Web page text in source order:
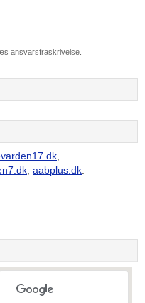
ansvarsfraskrivelse.
,
, aabplus.dk.